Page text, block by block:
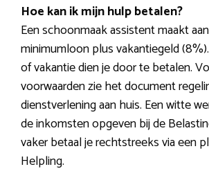
Hoe kan ik mijn hulp betalen?
Een schoonmaak assistent maakt
minimumloon plus vakantiegeld
of vakantie dien je door te betalen.
voorwaarden zie het document
dienstverlening aan huis. Een witte
de inkomsten opgeven bij de
vaker betaal je rechtstreeks via een
Helpling.